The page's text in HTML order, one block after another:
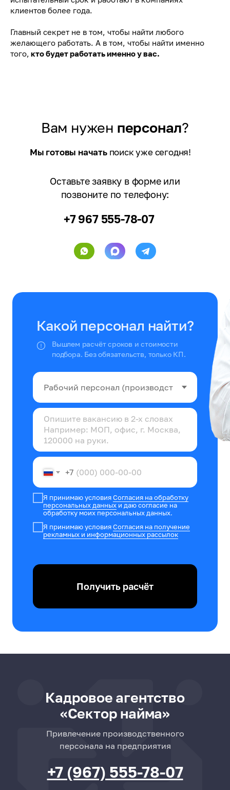
клиентов более года.
Главный секрет не в том, чтобы найти любого
желающего работать. А в том, чтобы найти именно
того, кто будет работать именно у вас.
Вам нужен персонал?
+7 967 555-78-07
Оставьте заявку в форме или
позвоните по телефону:
Мы готовы начатьпоиск уже сегодня!
Какой персонал найти?
Вышлем расчёт сроков и стоимости
подбора. Без обязательств, только КП.
+7
Я принимаю условияСогласия на обработку
персональных данных и даю согласие на
обработку моих персональных данных.
Я принимаю условияСогласия на получение
рекламных и информационных рассылок
Получить расчёт
+7 (967) 555-78-07
Привлечение производственного
персонала на предприятия
Кадровое агентство
«Сектор найма»